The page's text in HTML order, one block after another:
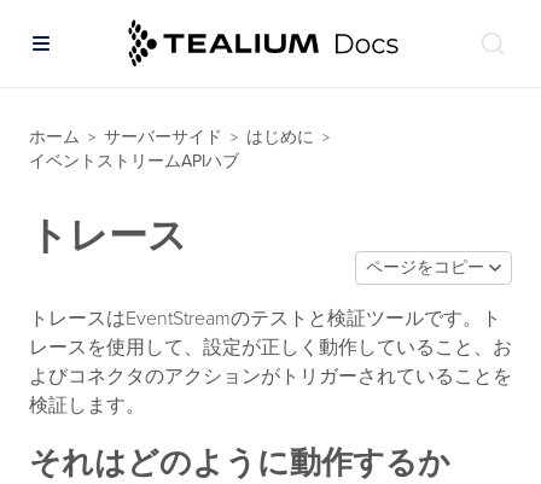
ホーム > サーバーサイド > はじめに >
イベントストリームAPIハブ
トレース
ページをコピー
トレースはEventStreamのテストと検証ツールです。ト
レースを使用して、設定が正しく動作していること、お
よびコネクタのアクションがトリガーされていることを
検証します。
それはどのように動作するか